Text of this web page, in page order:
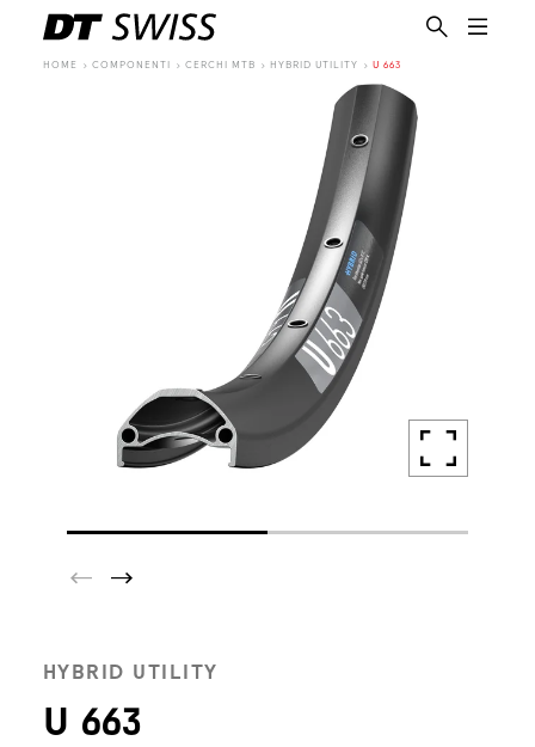
HOME COMPONENTI CERCHI MTB HYBRID UTILITY U 663
HYBRID UTILITY
U 663